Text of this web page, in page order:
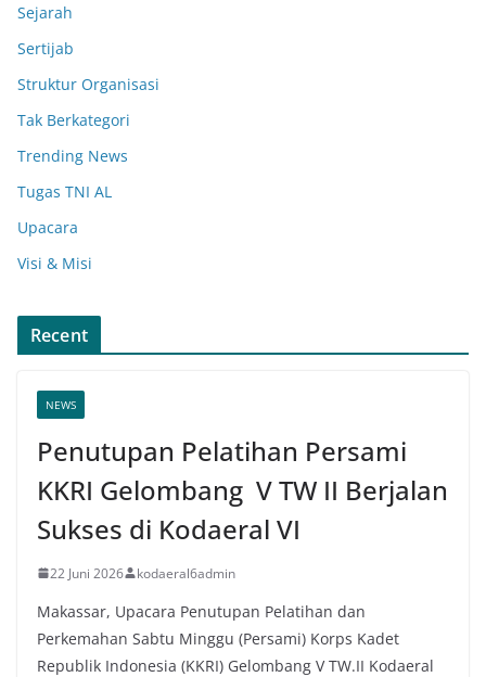
Sejarah
Sertijab
Struktur Organisasi
Tak Berkategori
Trending News
Tugas TNI AL
Upacara
Visi & Misi
Recent
NEWS
Penutupan Pelatihan Persami
KKRI Gelombang V TW II Berjalan
Sukses di Kodaeral VI
22 Juni 2026 kodaeral6admin
Makassar, Upacara Penutupan Pelatihan dan
Perkemahan Sabtu Minggu (Persami) Korps Kadet
Republik Indonesia (KKRI) Gelombang V TW.II Kodaeral